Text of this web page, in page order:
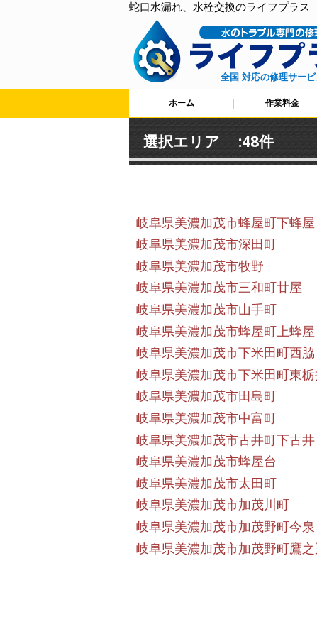
蛇口水漏れ、水栓交換のライフプラス
全国 対応の修理サービ
ホーム 作業料金
選択エリア :48件
岐阜県美濃加茂市蜂屋町下蜂屋
岐阜県美濃加茂市深田町
岐阜県美濃加茂市牧野
岐阜県美濃加茂市三和町廿屋
岐阜県美濃加茂市山手町
岐阜県美濃加茂市蜂屋町上蜂屋
岐阜県美濃加茂市下米田町西脇
岐阜県美濃加茂市下米田町東
岐阜県美濃加茂市田島町
岐阜県美濃加茂市中富町
岐阜県美濃加茂市古井町下古井
岐阜県美濃加茂市蜂屋台
岐阜県美濃加茂市太田町
岐阜県美濃加茂市加茂川町
岐阜県美濃加茂市加茂野町今泉
岐阜県美濃加茂市加茂野町鷹之